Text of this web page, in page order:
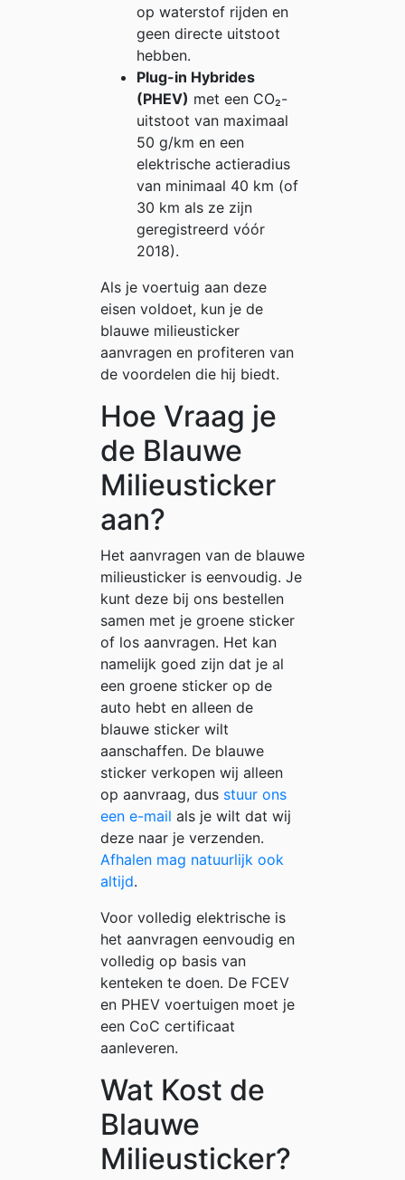
op waterstof rijden en
geen directe uitstoot
hebben.
Plug-in Hybrides
(PHEV) met een CO₂-
uitstoot van maximaal
50 g/km en een
elektrische actieradius
van minimaal 40 km (of
30 km als ze zijn
geregistreerd vóór
2018).
Als je voertuig aan deze
eisen voldoet, kun je de
blauwe milieusticker
aanvragen en profiteren van
de voordelen die hij biedt.
Hoe Vraag je
de Blauwe
Milieusticker
aan?
Het aanvragen van de blauwe
milieusticker is eenvoudig. Je
kunt deze bij ons bestellen
samen met je groene sticker
of los aanvragen. Het kan
namelijk goed zijn dat je al
een groene sticker op de
auto hebt en alleen de
blauwe sticker wilt
aanschaffen. De blauwe
sticker verkopen wij alleen
op aanvraag, dus stuur ons
een e-mail als je wilt dat wij
deze naar je verzenden.
Afhalen mag natuurlijk ook
altijd.
Voor volledig elektrische is
het aanvragen eenvoudig en
volledig op basis van
kenteken te doen. De FCEV
en PHEV voertuigen moet je
een CoC certificaat
aanleveren.
Wat Kost de
Blauwe
Milieusticker?